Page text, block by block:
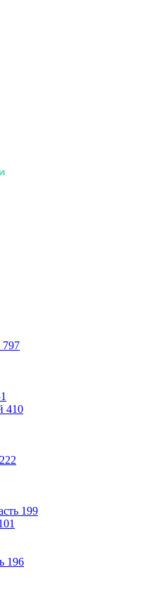
797
410
222
199
196